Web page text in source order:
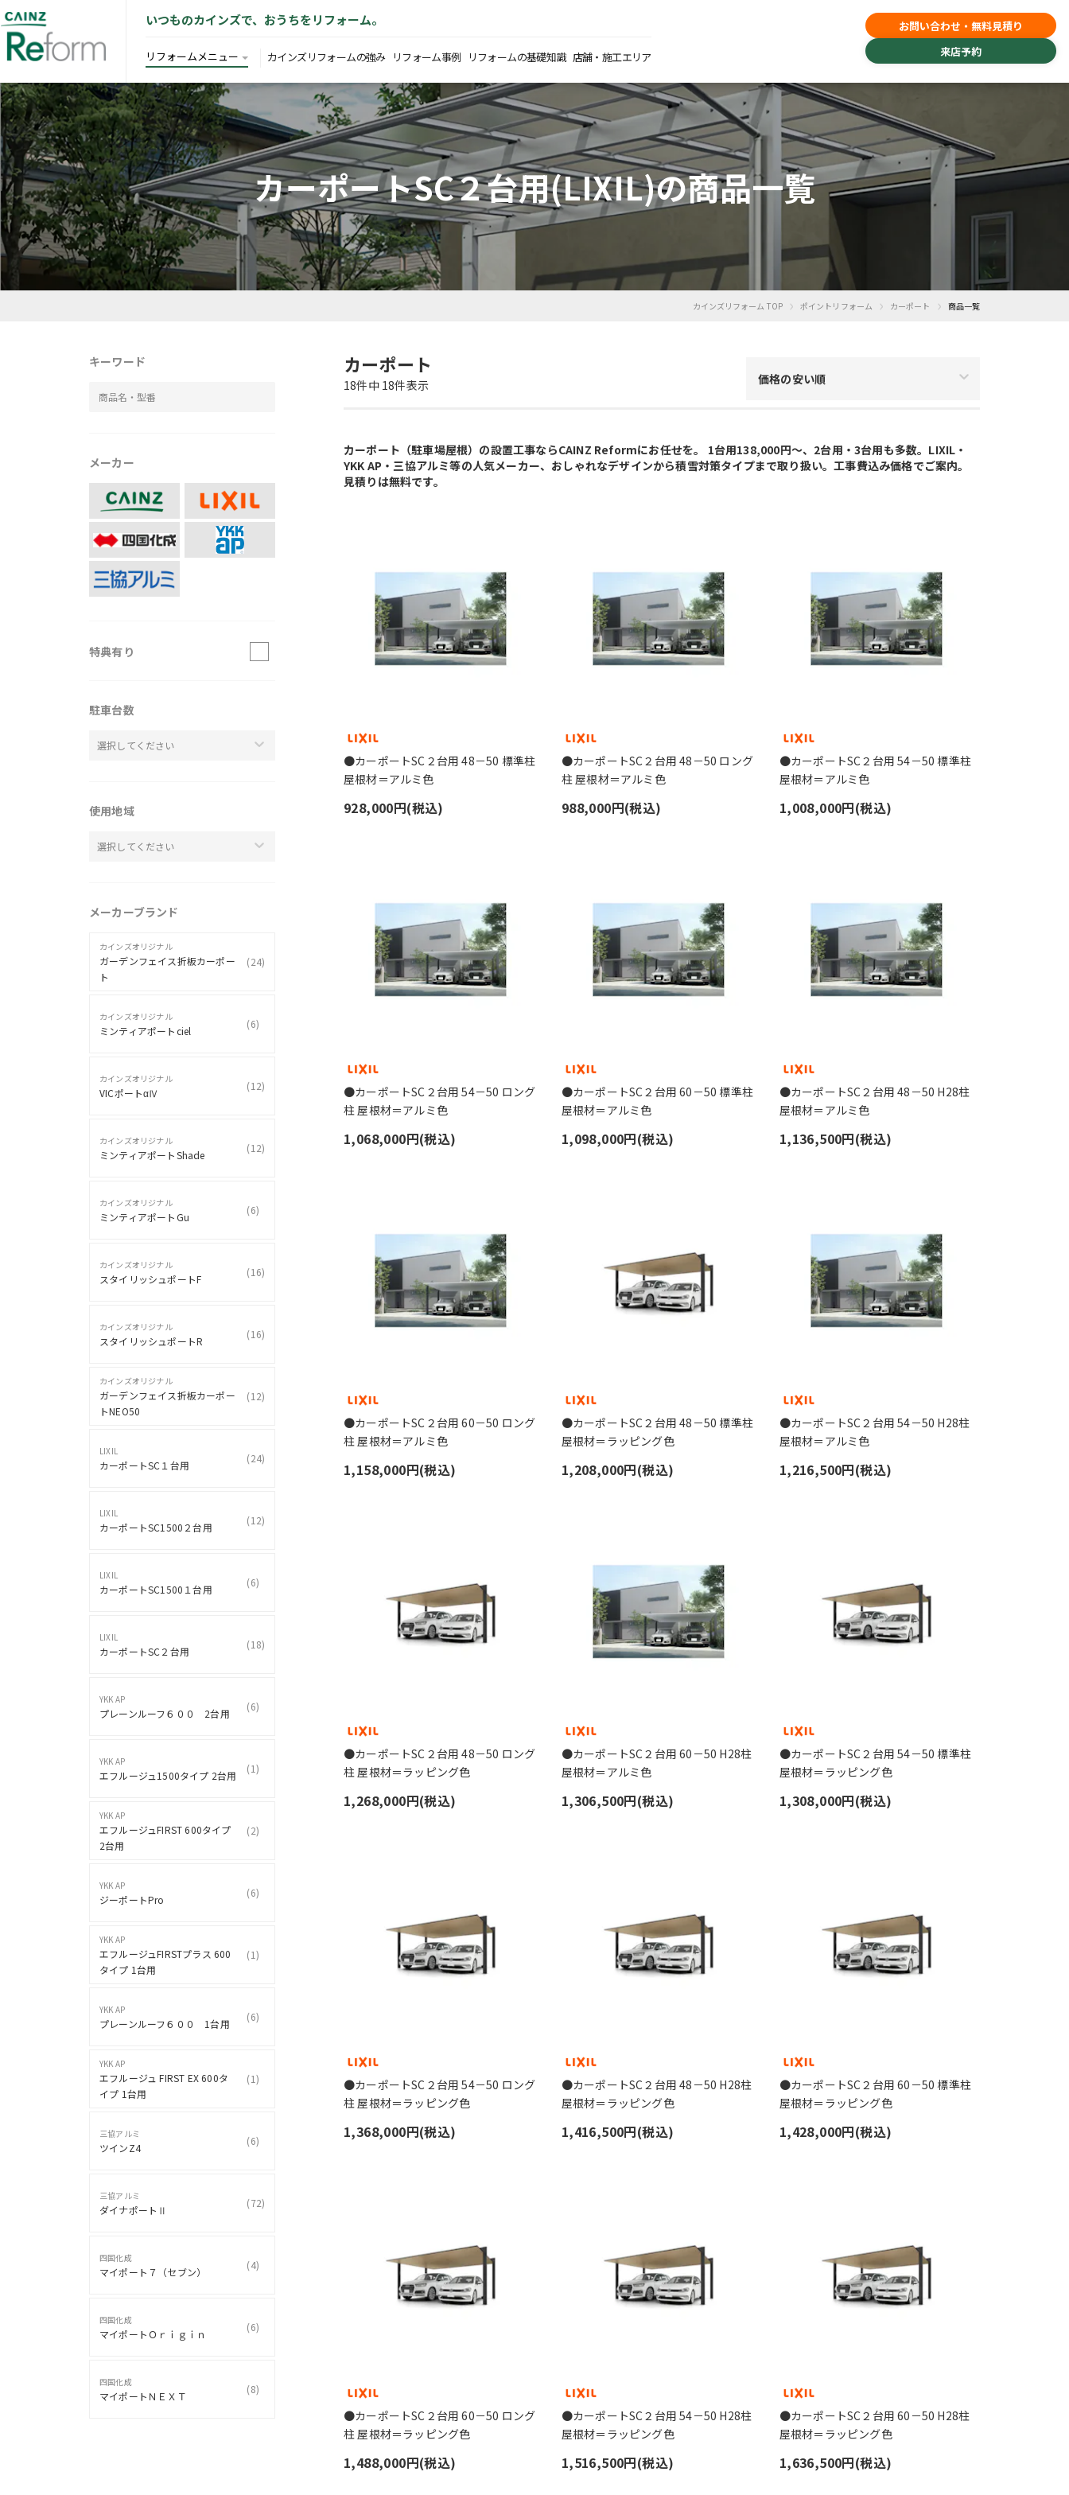
いつものカインズで、おうちをリフォーム。
リフォームメニュー カインズリフォームの強み リフォーム事例 リフォームの基礎知識 店舗・施工エリア
お問い合わせ・無料見積り
来店予約
カーポートSC２台用(LIXIL)の商品一覧
カインズリフォーム TOP › ポイントリフォーム › カーポート › 商品一覧
キーワード
メーカー
特典有り
駐車台数
選択してください
使用地域
選択してください
メーカーブランド
カインズオリジナル
ガーデンフェイス折板カーポー
ト
(24)
カインズオリジナル
ミンティアポートciel (6)
カインズオリジナル
VICポートαⅣ (12)
カインズオリジナル
ミンティアポートShade (12)
カインズオリジナル
ミンティアポートGu (6)
カインズオリジナル
スタイリッシュポートF (16)
カインズオリジナル
スタイリッシュポートR (16)
カインズオリジナル
ガーデンフェイス折板カーポー
トNEO50
(12)
LIXIL
カーポートSC１台用 (24)
LIXIL
カーポートSC1500２台用 (12)
LIXIL
カーポートSC1500１台用 (6)
LIXIL
カーポートSC２台用 (18)
YKK AP
プレーンルーフ６００ 2台用 (6)
YKK AP
エフルージュ1500タイプ 2台用 (1)
YKK AP
エフルージュFIRST 600タイプ
2台用
(2)
YKK AP
ジーポートPro (6)
YKK AP
エフルージュFIRSTプラス 600
タイプ 1台用
(1)
YKK AP
プレーンルーフ６００ 1台用 (6)
YKK AP
エフルージュ FIRST EX 600タ
イプ 1台用
(1)
三協アルミ
ツインZ4 (6)
三協アルミ
ダイナポートⅡ (72)
四国化成
マイポート７（セブン） (4)
四国化成
マイポートＯｒｉｇｉｎ (6)
四国化成
マイポートＮＥＸＴ (8)
カーポート
18件中 18件表示 価格の安い順
カーポート（駐車場屋根）の設置工事ならCAINZ Reformにお任せを。 1台用138,000円～、2台用・3台用も多数。LIXIL・
YKK AP・三協アルミ等の人気メーカー、おしゃれなデザインから積雪対策タイプまで取り扱い。工事費込み価格でご案内。
見積りは無料です。
●カーポートSC２台用 48－50 標準柱
屋根材＝アルミ色
928,000円(税込)
●カーポートSC２台用 48－50 ロング
柱 屋根材＝アルミ色
988,000円(税込)
●カーポートSC２台用 54－50 標準柱
屋根材＝アルミ色
1,008,000円(税込)
●カーポートSC２台用 54－50 ロング
柱 屋根材＝アルミ色
1,068,000円(税込)
●カーポートSC２台用 60－50 標準柱
屋根材＝アルミ色
1,098,000円(税込)
●カーポートSC２台用 48－50 H28柱
屋根材＝アルミ色
1,136,500円(税込)
●カーポートSC２台用 60－50 ロング
柱 屋根材＝アルミ色
1,158,000円(税込)
●カーポートSC２台用 48－50 標準柱
屋根材＝ラッピング色
1,208,000円(税込)
●カーポートSC２台用 54－50 H28柱
屋根材＝アルミ色
1,216,500円(税込)
●カーポートSC２台用 48－50 ロング
柱 屋根材＝ラッピング色
1,268,000円(税込)
●カーポートSC２台用 60－50 H28柱
屋根材＝アルミ色
1,306,500円(税込)
●カーポートSC２台用 54－50 標準柱
屋根材＝ラッピング色
1,308,000円(税込)
●カーポートSC２台用 54－50 ロング
柱 屋根材＝ラッピング色
1,368,000円(税込)
●カーポートSC２台用 48－50 H28柱
屋根材＝ラッピング色
1,416,500円(税込)
●カーポートSC２台用 60－50 標準柱
屋根材＝ラッピング色
1,428,000円(税込)
●カーポートSC２台用 60－50 ロング
柱 屋根材＝ラッピング色
1,488,000円(税込)
●カーポートSC２台用 54－50 H28柱
屋根材＝ラッピング色
1,516,500円(税込)
●カーポートSC２台用 60－50 H28柱
屋根材＝ラッピング色
1,636,500円(税込)